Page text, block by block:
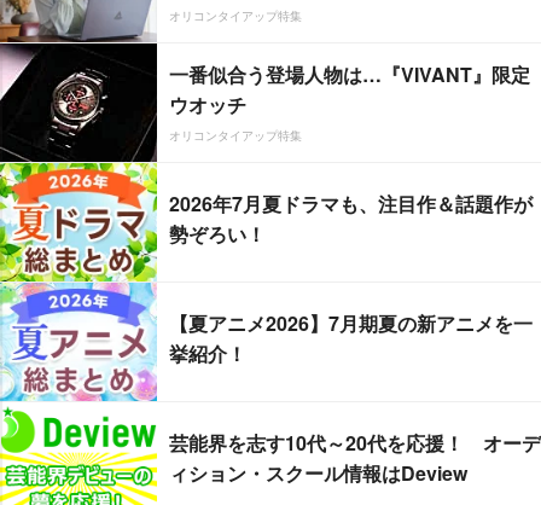
オリコンタイアップ特集
一番似合う登場人物は…『VIVANT』限定
ウオッチ
オリコンタイアップ特集
2026年7月夏ドラマも、注目作＆話題作が
勢ぞろい！
【夏アニメ2026】7月期夏の新アニメを一
挙紹介！
芸能界を志す10代～20代を応援！ オーデ
ィション・スクール情報はDeview